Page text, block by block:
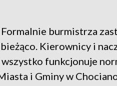
burmistrza
Kierownicy i
funkcjonuje
i Gminy w